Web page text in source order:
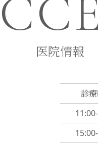
医院情報
診